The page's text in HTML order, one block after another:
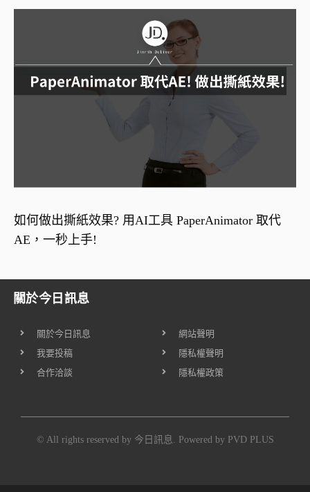
如何做出撕紙效果? 用AI工具 PaperAnimator 取代
AE，一秒上手!
關於今日訊息
關於今日訊息
我要投稿
合作洽談
網站聲明
隱私權聲明
隱私權政策
© All rights reserved by 今日訊息. Powered by PVD PLUS